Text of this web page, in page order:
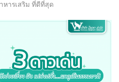
หารเสริม ที่ดีที่สุด